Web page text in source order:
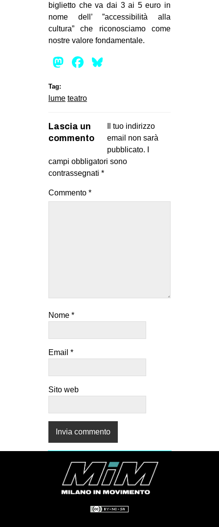
biglietto che va dai 3 ai 5 euro in
nome dell’ ”accessibilità alla
cultura” che riconosciamo come
nostre valore fondamentale.
Mastodon
Facebook
Tag:
lume teatro
Lascia un
commento
Il tuo indirizzo
email non sarà
pubblicato.
campi obbligatori sono
contrassegnati *
Commento *
Nome *
Email *
Sito web